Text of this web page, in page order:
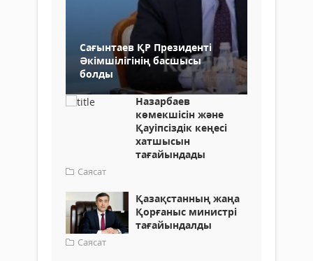
Сағынтаев ҚР Президенті
Әкімшілігінің басшысы
болды
Назарбаев
көмекшісін және
Қауіпсіздік кеңесі
хатшысын
тағайындады
Саясат
Қазақстанның жаңа
Қорғаныс министрі
тағайындалды
Саясат